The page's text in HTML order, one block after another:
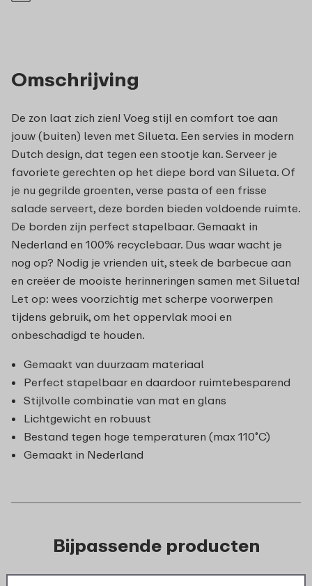
Omschrijving
De zon laat zich zien! Voeg stijl en comfort toe aan
jouw (buiten) leven met Silueta. Een servies in modern
Dutch design, dat tegen een stootje kan. Serveer je
favoriete gerechten op het diepe bord van Silueta. Of
je nu gegrilde groenten, verse pasta of een frisse
salade serveert, deze borden bieden voldoende ruimte.
De borden zijn perfect stapelbaar. Gemaakt in
Nederland en 100% recyclebaar. Dus waar wacht je
nog op? Nodig je vrienden uit, steek de barbecue aan
en creëer de mooiste herinneringen samen met Silueta!
Let op: wees voorzichtig met scherpe voorwerpen
tijdens gebruik, om het oppervlak mooi en
onbeschadigd te houden.
Gemaakt van duurzaam materiaal
Perfect stapelbaar en daardoor ruimtebesparend
Stijlvolle combinatie van mat en glans
Lichtgewicht en robuust
Bestand tegen hoge temperaturen (max 110˚C)
Gemaakt in Nederland
Bijpassende producten